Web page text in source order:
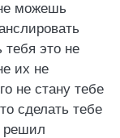
можешь
тебя это не
их не
не стану тебе
сделать тебе
решил